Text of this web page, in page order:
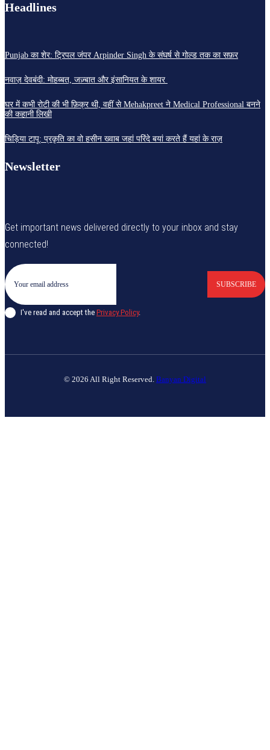
Headlines
Punjab का शेर: ट्रिपल जंपर Arpinder Singh के संघर्ष से गोल्ड तक का सफ़र
नवाज़ देवबंदी: मोहब्बत, जज़्बात और इंसानियत के शायर
घर में कभी रोटी की भी फ़िक्र थी, वहीं से Mehakpreet ने Medical Professional बनने
की कहानी लिखी
चिड़िया टापू: प्रकृति का वो हसीन ख्वाब जहां परिंदे बयां करते हैं यहां के राज़
Newsletter
Get important news delivered directly to your inbox and stay
connected!
SUBSCRIBE
I've read and accept the Privacy Policy.
© 2026 All Right Reserved. Banyan Digital